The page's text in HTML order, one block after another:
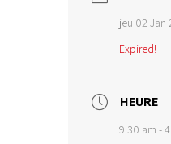
jeu 02 Jan
Expired!
HEURE
9:30 am -